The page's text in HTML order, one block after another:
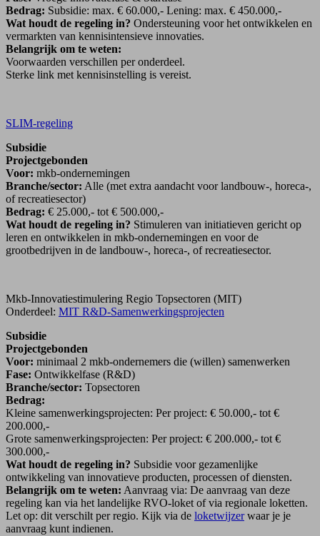
Bedrag: Subsidie: max. € 60.000,- Lening: max. € 450.000,-
Wat houdt de regeling in? Ondersteuning voor het ontwikkelen en
vermarkten van kennisintensieve innovaties.
Belangrijk om te weten:
Voorwaarden verschillen per onderdeel.
Sterke link met kennisinstelling is vereist.
SLIM-regeling
Subsidie
Projectgebonden
Voor: mkb-ondernemingen
Branche/sector: Alle (met extra aandacht voor landbouw-, horeca-,
of recreatiesector)
Bedrag: € 25.000,- tot € 500.000,-
Wat houdt de regeling in? Stimuleren van initiatieven gericht op
leren en ontwikkelen in mkb-ondernemingen en voor de
grootbedrijven in de landbouw-, horeca-, of recreatiesector.
Mkb-Innovatiestimulering Regio Topsectoren (MIT)
Onderdeel: MIT R&D-Samenwerkingsprojecten
Subsidie
Projectgebonden
Voor: minimaal 2 mkb-ondernemers die (willen) samenwerken
Fase: Ontwikkelfase (R&D)
Branche/sector: Topsectoren
Bedrag:
Kleine samenwerkingsprojecten: Per project: € 50.000,- tot €
200.000,-
Grote samenwerkingsprojecten: Per project: € 200.000,- tot €
300.000,-
Wat houdt de regeling in? Subsidie voor gezamenlijke
ontwikkeling van innovatieve producten, processen of diensten.
Belangrijk om te weten: Aanvraag via: De aanvraag van deze
regeling kan via het landelijke RVO-loket of via regionale loketten.
Let op: dit verschilt per regio. Kijk via de loketwijzerwaar je je
aanvraag kunt indienen.